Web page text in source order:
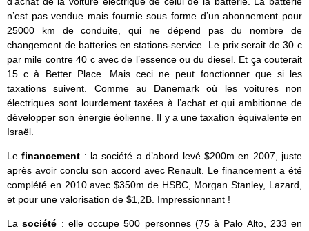
n’est pas vendue mais fournie sous forme d’un abonnement pour
25000 km de conduite, qui ne dépend pas du nombre de
changement de batteries en stations-service. Le prix serait de 30 c
par mile contre 40 c avec de l’essence ou du diesel. Et ça couterait
15 c à Better Place. Mais ceci ne peut fonctionner que si les
taxations suivent. Comme au Danemark où les voitures non
électriques sont lourdement taxées à l’achat et qui ambitionne de
développer son énergie éolienne. Il y a une taxation équivalente en
Israël.
Lefinancement : la société a d’abord levé $200m en 2007, juste
après avoir conclu son accord avec Renault. Le financement a été
complété en 2010 avec $350m de HSBC, Morgan Stanley, Lazard,
et pour une valorisation de $1,2B. Impressionnant !
Lasociété : elle occupe 500 personnes (75 à Palo Alto, 233 en